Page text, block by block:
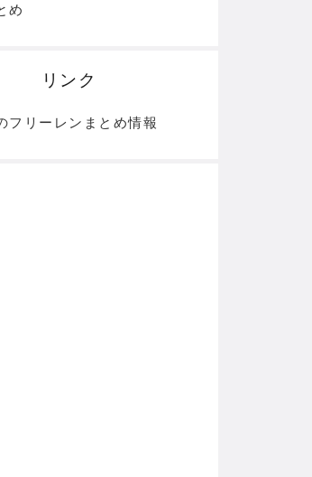
め
リンク
フリーレンまとめ情報